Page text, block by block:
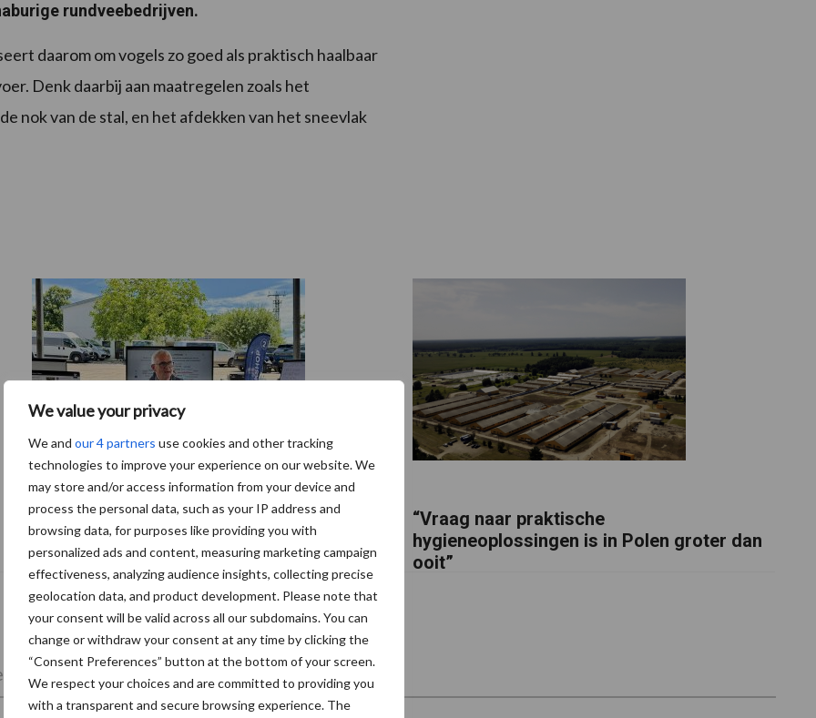
We value your privacy
We and our 4 partners use cookies and other tracking
technologies to improve your experience on our website. We
may store and/or access information from your device and
process the personal data, such as your IP address and
browsing data, for purposes like providing you with
personalized ads and content, measuring marketing campaign
effectiveness, analyzing audience insights, collecting precise
geolocation data, and product development. Please note that
your consent will be valid across all our subdomains. You can
change or withdraw your consent at any time by clicking the
“Consent Preferences” button at the bottom of your screen.
We respect your choices and are committed to providing you
with a transparent and secure browsing experience. The
rundveebedrijven.
daarom om vogels zo goed als praktisch haalbaar
Denk daarbij aan maatregelen zoals het
nok van de stal, en het afdekken van het sneevlak
Tien praktische tips voor een langere
levensduur
“Vraag naar praktische
hygieneoplossingen is in Polen groter dan
ooit”
Veevoer Wet en regelgeving